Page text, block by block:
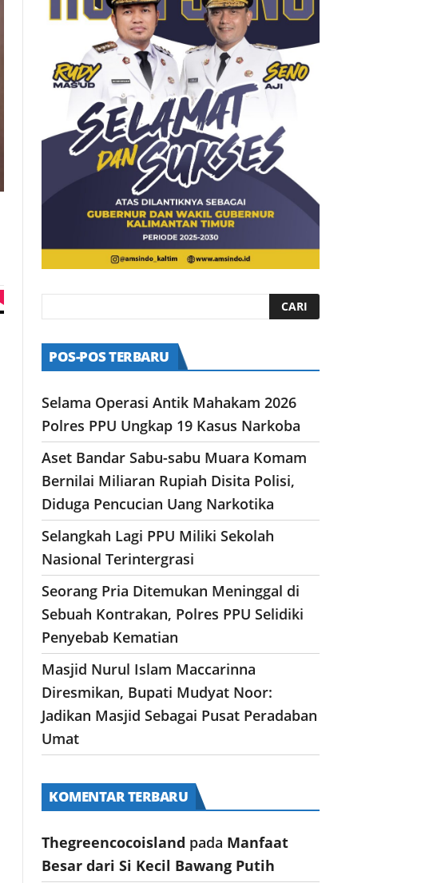
POS-POS TERBARU
Selama Operasi Antik Mahakam 2026
Polres PPU Ungkap 19 Kasus Narkoba
Aset Bandar Sabu-sabu Muara Komam
Bernilai Miliaran Rupiah Disita Polisi,
Diduga Pencucian Uang Narkotika
Selangkah Lagi PPU Miliki Sekolah
Nasional Terintergrasi
Seorang Pria Ditemukan Meninggal di
Sebuah Kontrakan, Polres PPU Selidiki
Penyebab Kematian
Masjid Nurul Islam Maccarinna
Diresmikan, Bupati Mudyat Noor:
Jadikan Masjid Sebagai Pusat Peradaban
Umat
KOMENTAR TERBARU
Thegreencocoisland pada Manfaat
Besar dari Si Kecil Bawang Putih